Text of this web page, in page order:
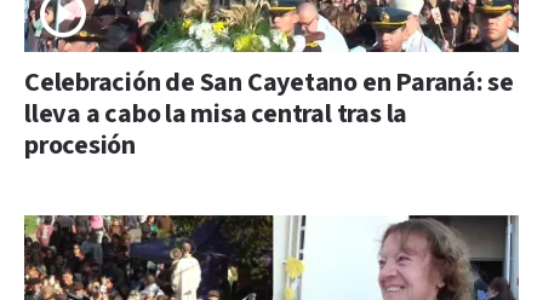
Celebración de San Cayetano en Paraná: se
lleva a cabo la misa central tras la
procesión